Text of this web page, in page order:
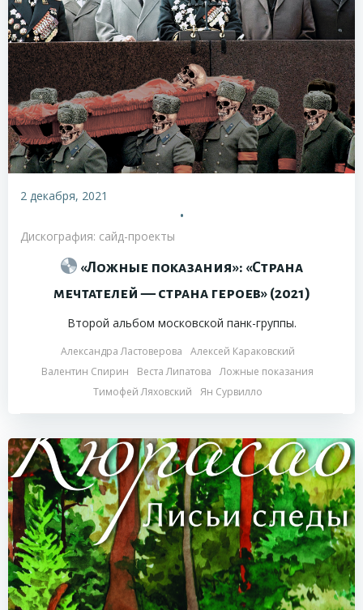
2 декабря, 2021
•
Дискография: сайд-проекты
«Ложные показания»: «Страна
мечтателей — страна героев» (2021)
Второй альбом московской панк-группы.
Александра Ластоверова
Алексей Караковский
Валентин Спирин
Веста Липатова
Ложные показания
Тимофей Ляховский
Ян Сурвилло